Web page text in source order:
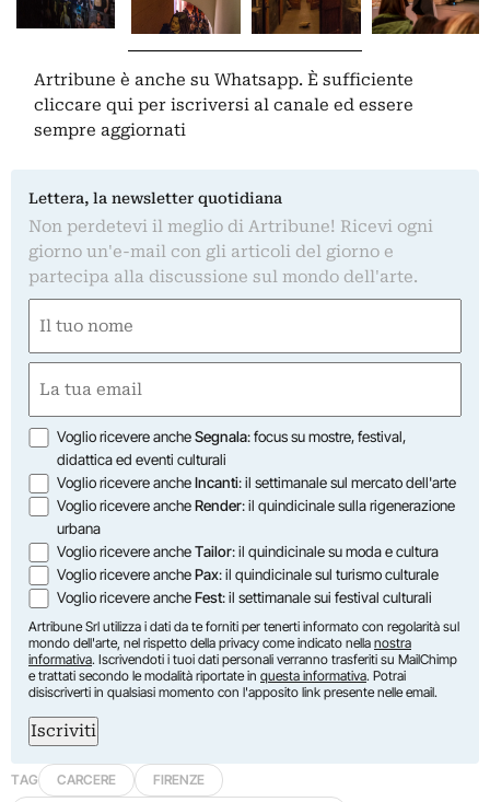
Artribune è anche su Whatsapp. È sufficiente
cliccare qui per iscriversi al canale ed essere
sempre aggiornati
Lettera, la newsletter quotidiana
Non perdetevi il meglio di Artribune! Ricevi ogni
giorno un'e-mail con gli articoli del giorno e
partecipa alla discussione sul mondo dell'arte.
(Obbligatorio)
Nome
(Obbligatorio)
Opzioni
Voglio ricevere ancheSegnala: focus su mostre, festival,
didattica ed eventi culturali
Voglio ricevere ancheIncanti: il settimanale sul mercato dell'arte
Voglio ricevere ancheRender: il quindicinale sulla rigenerazione
urbana
Voglio ricevere ancheTailor: il quindicinale su moda e cultura
Voglio ricevere anchePax: il quindicinale sul turismo culturale
Voglio ricevere ancheFest: il settimanale sui festival culturali
Artribune Srl utilizza i dati da te forniti per tenerti informato con regolarità sul
mondo dell'arte, nel rispetto della privacy come indicato nella nostra
informativa. Iscrivendoti i tuoi dati personali verranno trasferiti su MailChimp
e trattati secondo le modalità riportate in questa informativa. Potrai
disiscriverti in qualsiasi momento con l'apposito link presente nelle email.
Iscriviti
TAG CARCERE
FIRENZE